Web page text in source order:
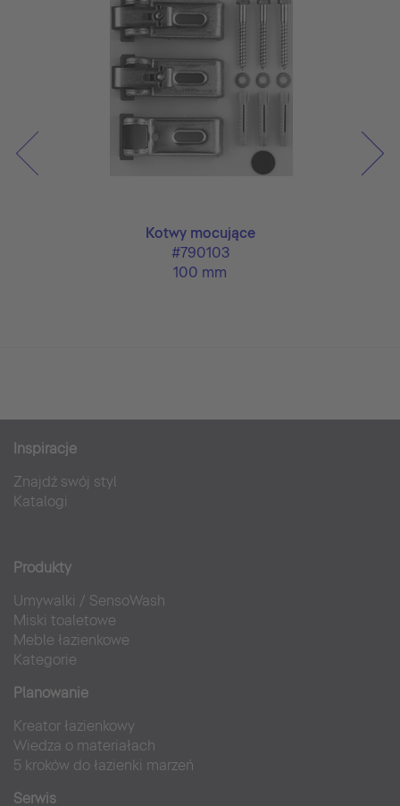
Kotwy mocujące
#790103
100 mm
Inspiracje
Znajdź swój styl
Katalogi
Produkty
Umywalki / SensoWash
Miski toaletowe
Meble łazienkowe
Kategorie
Planowanie
Kreator łazienkowy
Wiedza o materiałach
5 kroków do łazienki marzeń
Serwis